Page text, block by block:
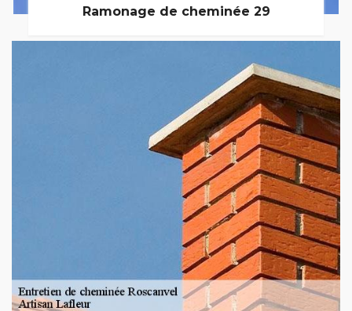
Ramonage de cheminée 29